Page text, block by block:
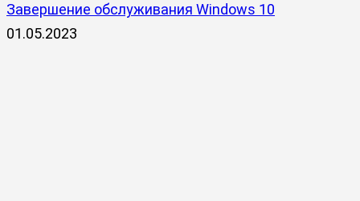
Завершение обслуживания Windows 10
01.05.2023